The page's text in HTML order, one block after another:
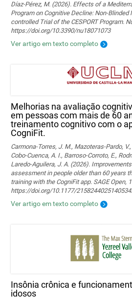
Díaz-Pérez, M. (2026). Effects of a
Program on Cognitive Decline: Non-Blinded
controlled Trial of the CESPORT Program.
https://doi.org/10.3390/nu18071073
Ver artigo em texto completo
Melhorias na avaliação
em pessoas com mais de 60
treinamento cognitivo com o
CogniFit.
Carmona-Torres, J. M., Mazoteras-Pardo,
Cobo-Cuenca, A. I., Barroso-Corroto, E.,
Laredo-Aguilera, J. A. (2026).
assessment in people older than 60 years
training with the CogniFit app. SAGE Open,
https://doi.org/10.1177/
Ver artigo em texto completo
Insônia crônica e
idosos